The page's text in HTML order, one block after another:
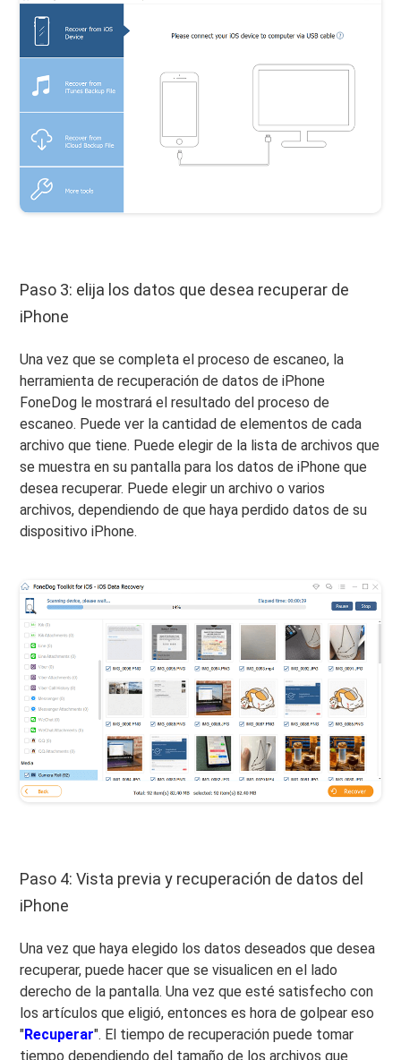
Paso 3: elija los datos que desea recuperar de
iPhone
Una vez que se completa el proceso de escaneo, la
herramienta de recuperación de datos de iPhone
FoneDog le mostrará el resultado del proceso de
escaneo. Puede ver la cantidad de elementos de cada
archivo que tiene. Puede elegir de la lista de archivos que
se muestra en su pantalla para los datos de iPhone que
desea recuperar. Puede elegir un archivo o varios
archivos, dependiendo de que haya perdido datos de su
dispositivo iPhone.
Paso 4: Vista previa y recuperación de datos del
iPhone
Una vez que haya elegido los datos deseados que desea
recuperar, puede hacer que se visualicen en el lado
derecho de la pantalla. Una vez que esté satisfecho con
los artículos que eligió, entonces es hora de golpear eso
"Recuperar". El tiempo de recuperación puede tomar
tiempo dependiendo del tamaño de los archivos que